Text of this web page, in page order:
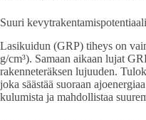
Suuri
Lasikuidun (GRP) tiheys on
g/cm³). Samaan aikaan lujat
rakenneteräksen lujuuden.
joka säästää suoraan
kulumista ja mahdollistaa